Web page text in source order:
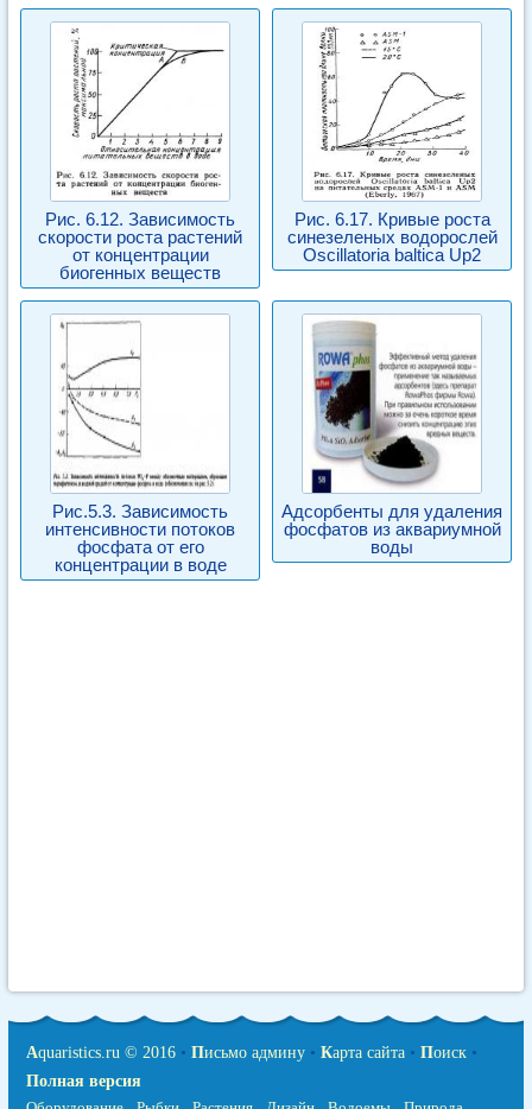
Рис. 6.12. Зависимость
скорости роста растений
от концентрации
биогенных веществ
Рис. 6.17. Кривые роста
синезеленых водорослей
Oscillatoria baltica Up2
Рис.5.3. Зависимость
интенсивности потоков
фосфата от его
концентрации в воде
Адсорбенты для удаления
фосфатов из аквариумной
воды
Aquaristics.ru © 2016 • Письмо админу • Карта сайта • Поиск •
Полная версия